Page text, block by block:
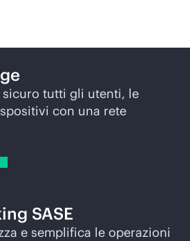
tutti gli utenti, le
con una rete
SASE
e semplifica le operazioni